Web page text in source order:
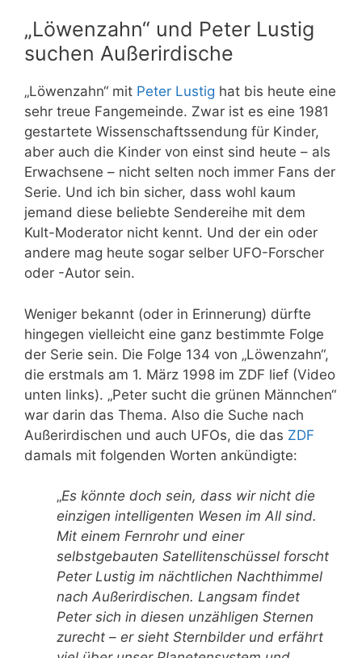
„Löwenzahn“ und Peter Lustig
suchen Außerirdische
„Löwenzahn“ mit Peter Lustig hat bis heute eine
sehr treue Fangemeinde. Zwar ist es eine 1981
gestartete Wissenschaftssendung für Kinder,
aber auch die Kinder von einst sind heute – als
Erwachsene – nicht selten noch immer Fans der
Serie. Und ich bin sicher, dass wohl kaum
jemand diese beliebte Sendereihe mit dem
Kult-Moderator nicht kennt. Und der ein oder
andere mag heute sogar selber UFO-Forscher
oder -Autor sein.
Weniger bekannt (oder in Erinnerung) dürfte
hingegen vielleicht eine ganz bestimmte Folge
der Serie sein. Die Folge 134 von „Löwenzahn“,
die erstmals am 1. März 1998 im ZDF lief (Video
unten links). „Peter sucht die grünen Männchen“
war darin das Thema. Also die Suche nach
Außerirdischen und auch UFOs, die das ZDF
damals mit folgenden Worten ankündigte:
„Es könnte doch sein, dass wir nicht die
einzigen intelligenten Wesen im All sind.
Mit einem Fernrohr und einer
selbstgebauten Satellitenschüssel forscht
Peter Lustig im nächtlichen Nachthimmel
nach Außerirdischen. Langsam findet
Peter sich in diesen unzähligen Sternen
zurecht – er sieht Sternbilder und erfährt